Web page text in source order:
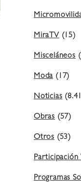
MiraTV(15)
Misceláneos
Moda(17)
Noticias
Obras (57)
Otros (53)
Participación
Programas